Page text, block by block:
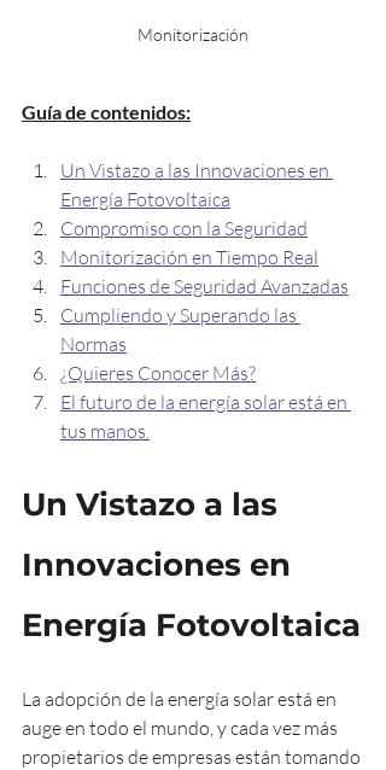
Monitorización
Guía de contenidos:
Un Vistazo a las Innovaciones en
Energía Fotovoltaica
Compromiso con la Seguridad
Monitorización en Tiempo Real
Funciones de Seguridad Avanzadas
Cumpliendo y Superando las
Normas
¿Quieres Conocer Más?
El futuro de la energía solar está en
tus manos.
Un Vistazo a las
Innovaciones en
Energía Fotovoltaica
La adopción de la energía solar está en
auge en todo el mundo, y cada vez más
propietarios de empresas están tomando